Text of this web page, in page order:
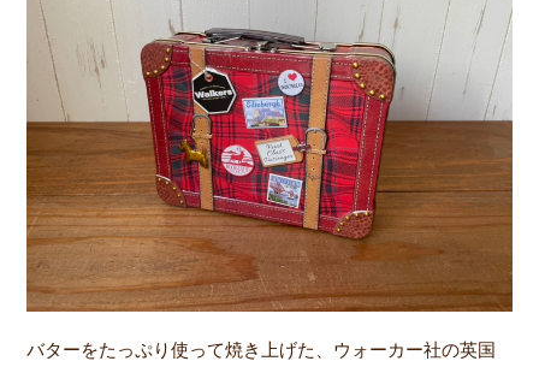
バターをたっぷり使って焼き上げた、ウォーカー社の英国